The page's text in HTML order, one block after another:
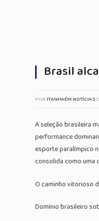
Brasil
POR ITANHAÉM NOTÍCIAS
A seleção brasileira
performance
esporte paralímpico
consolida como uma
O caminho vitorioso
Domínio brasileiro